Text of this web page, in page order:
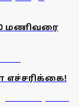
மணிவரை
எச்சரிக்கை!